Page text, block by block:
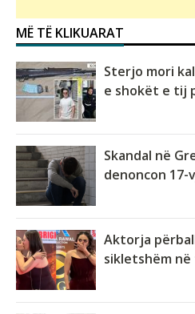
MË TË KLIKUARAT
Sterjo mori
e shokët e tij
Skandal në
denoncon 17-
Aktorja
sikletshëm